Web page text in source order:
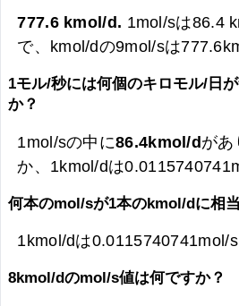
777.6 kmol/d. 1mol/sは86.4
で、kmol/dの9mol/sは
1モル/秒には何個のキロモル/日
か？
1mol/sの中に86.4kmol/dがあ
か、1kmol/dは
何本のmol/sが1本のkmol/dに相
1kmol/dは0.0115740741mol/s
8kmol/dのmol/s値は何ですか？